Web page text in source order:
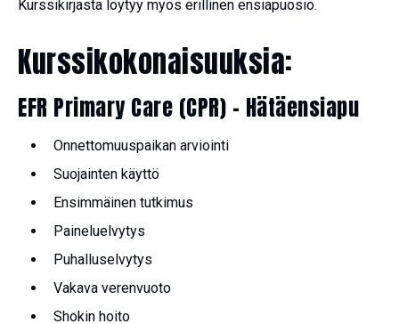
Kurssikirjasta löytyy myös erillinen ensiapuosio.
Kurssikokonaisuuksia:
EFR Primary Care (CPR) – Hätäensiapu
Onnettomuuspaikan arviointi
Suojainten käyttö
Ensimmäinen tutkimus
Paineluelvytys
Puhalluselvytys
Vakava verenvuoto
Shokin hoito